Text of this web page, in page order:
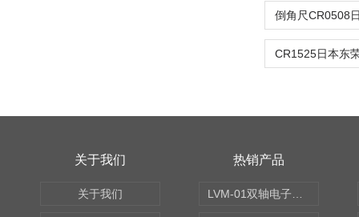
关于我们
关于我们
热销产品